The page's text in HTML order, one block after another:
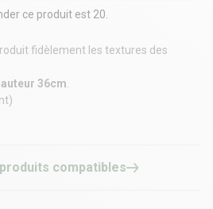
ce produit est 20.
fidèlement les textures des
36cm
compatibles